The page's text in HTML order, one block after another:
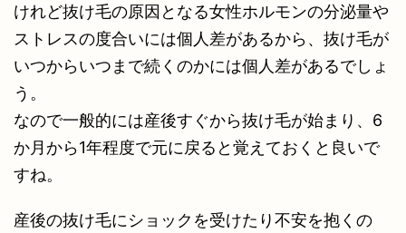
けれど抜け毛の原因となる女性ホルモンの分泌量や
ストレスの度合いには個人差があるから、抜け毛が
いつからいつまで続くのかには個人差があるでしょ
う。
なので一般的には産後すぐから抜け毛が始まり、6
か月から1年程度で元に戻ると覚えておくと良いで
すね。
産後の抜け毛にショックを受けたり不安を抱くの